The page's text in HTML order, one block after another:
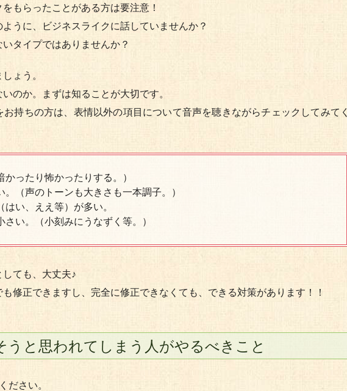
もらったことがある方は要注意！
うに、ビジネスライクに話していませんか？
タイプではありませんか？
ょう。
のか。まずは知ることが大切です。
お持ちの方は、表情以外の項目について音声を聴きながらチェックしてみてく
かったり怖かったりする。）
。（声のトーンも大きさも一本調子。）
はい、ええ等）が多い。
さい。（小刻みにうなずく等。）
ても、大丈夫♪
修正できますし、完全に修正できなくても、できる対策があります！！
うと思われてしまう人がやるべきこと
ださい。